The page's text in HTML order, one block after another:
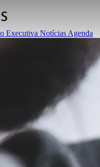
Executiva Notícias Agenda